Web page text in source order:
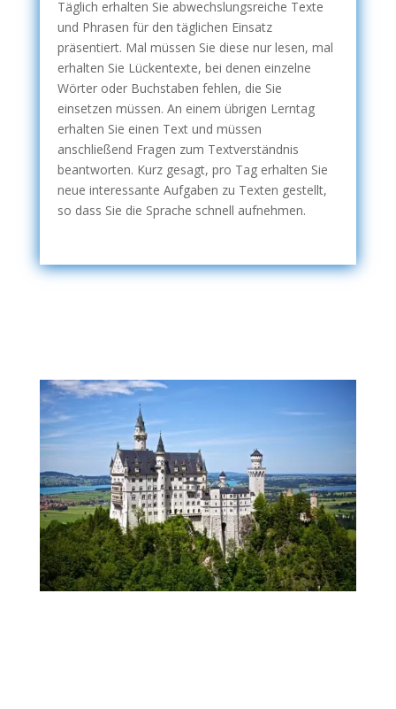
Täglich erhalten Sie abwechslungsreiche Texte
und Phrasen für den täglichen Einsatz
präsentiert. Mal müssen Sie diese nur lesen, mal
erhalten Sie Lückentexte, bei denen einzelne
Wörter oder Buchstaben fehlen, die Sie
einsetzen müssen. An einem übrigen Lerntag
erhalten Sie einen Text und müssen
anschließend Fragen zum Textverständnis
beantworten. Kurz gesagt, pro Tag erhalten Sie
neue interessante Aufgaben zu Texten gestellt,
so dass Sie die Sprache schnell aufnehmen.